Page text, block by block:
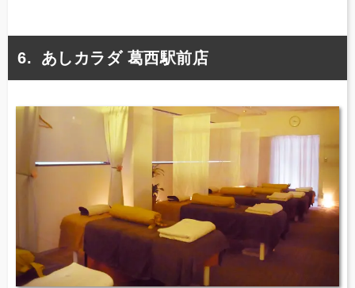
あしカラダ 葛西駅前店